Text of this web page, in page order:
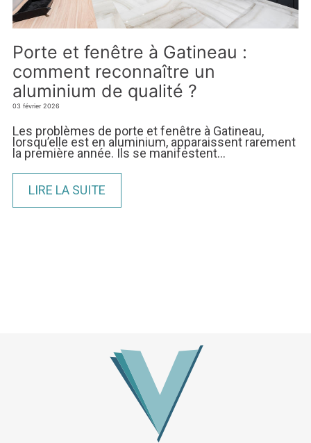
Porte et fenêtre à Gatineau :
comment reconnaître un
aluminium de qualité ?
03 février 2026
Les problèmes de porte et fenêtre à Gatineau,
lorsqu’elle est en aluminium, apparaissent rarement
la première année. Ils se manifestent…
LIRE LA SUITE